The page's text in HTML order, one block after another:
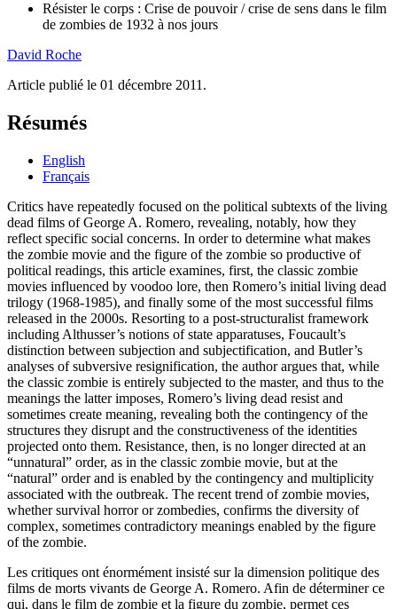
Résister le corps : Crise de pouvoir / crise de sens dans le film
de zombies de 1932 à nos jours
David Roche
Article publié le 01 décembre 2011.
Résumés
English
Français
Critics have repeatedly focused on the political subtexts of the living
dead films of George A. Romero, revealing, notably, how they
reflect specific social concerns. In order to determine what makes
the zombie movie and the figure of the zombie so productive of
political readings, this article examines, first, the classic zombie
movies influenced by voodoo lore, then Romero’s initial living dead
trilogy (1968-1985), and finally some of the most successful films
released in the 2000s. Resorting to a post-structuralist framework
including Althusser’s notions of state apparatuses, Foucault’s
distinction between subjection and subjectification, and Butler’s
analyses of subversive resignification, the author argues that, while
the classic zombie is entirely subjected to the master, and thus to the
meanings the latter imposes, Romero’s living dead resist and
sometimes create meaning, revealing both the contingency of the
structures they disrupt and the constructiveness of the identities
projected onto them. Resistance, then, is no longer directed at an
“unnatural” order, as in the classic zombie movie, but at the
“natural” order and is enabled by the contingency and multiplicity
associated with the outbreak. The recent trend of zombie movies,
whether survival horror or zombedies, confirms the diversity of
complex, sometimes contradictory meanings enabled by the figure
of the zombie.
Les critiques ont énormément insisté sur la dimension politique des
films de morts vivants de George A. Romero. Afin de déterminer ce
qui, dans le film de zombie et la figure du zombie, permet ces